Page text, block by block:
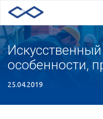
особенности,
25.04.2019